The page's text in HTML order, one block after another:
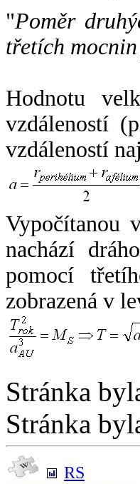
"Poměr
třetích
Hodnotu
vzdáleností
vzdáleností
Vypočítanou
nachází
pomocí
zobrazená v
Stránka
Stránka
RS